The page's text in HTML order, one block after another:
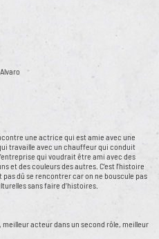
une actrice qui est amie avec une
travaille avec un chauffeur qui conduit
qui voudrait être ami avec des
et des couleurs des autres. C’est l’histoire
dû se rencontrer car on ne bouscule pas
sans faire d’histoires.
acteur dans un second rôle, meilleur